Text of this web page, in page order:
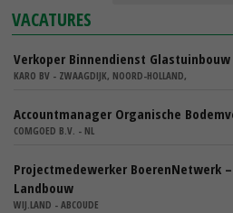
VACATURES
Verkoper Binnendienst Glastuinbouw
KARO BV - ZWAAGDIJK, NOORD-HOLLAND,
Accountmanager Organische
COMGOED B.V. - NL
Projectmedewerker BoerenNetwerk
Landbouw
WIJ.LAND - ABCOUDE